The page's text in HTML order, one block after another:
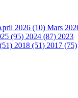
2026 (10) Mars
(95) 2024 (87) 2023
2018 (51) 2017 (75)